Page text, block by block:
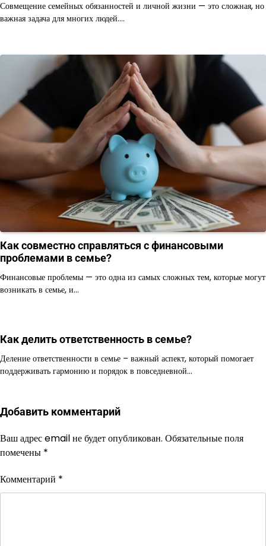
Совмещение семейных обязанностей и личной жизни — это сложная, но
важная задача для многих людей.…
Как совместно справляться с финансовыми
проблемами в семье?
Финансовые проблемы — это одна из самых сложных тем, которые могут
возникать в семье, и…
Как делить ответственность в семье?
Деление ответственности в семье – важный аспект, который помогает
поддерживать гармонию и порядок в повседневной…
Добавить комментарий
Ваш адрес email не будет опубликован. Обязательные поля
помечены *
Комментарий *